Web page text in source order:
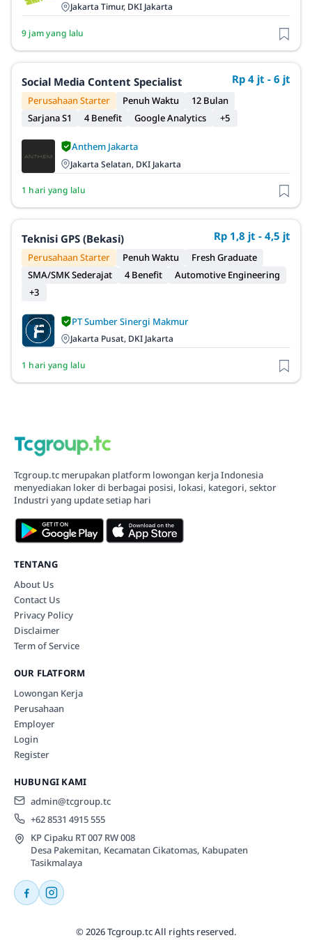
Jakarta Timur, DKI Jakarta
9 jam yang lalu
Social Media Content Specialist Rp 4 jt - 6 jt
Perusahaan Starter Penuh Waktu
12 Bulan
Sarjana S1
4 Benefit Google Analytics +5
Anthem Jakarta
Jakarta Selatan, DKI Jakarta
1 hari yang lalu
Teknisi GPS (Bekasi) Rp 1,8 jt - 4,5 jt
Perusahaan Starter Penuh Waktu
Fresh Graduate
SMA/SMK Sederajat
4 Benefit
Automotive Engineering
+3
PT Sumber Sinergi Makmur
Jakarta Pusat, DKI Jakarta
1 hari yang lalu
Tcgroup.tc merupakan platform lowongan kerja Indonesia
menyediakan loker di berbagai posisi, lokasi, kategori, sektor
Industri yang update setiap hari
TENTANG
About Us
Contact Us
Privacy Policy
Disclaimer
Term of Service
OUR FLATFORM
Lowongan Kerja
Perusahaan
Employer
Login
Register
HUBUNGI KAMI
admin@tcgroup.tc
+62 8531 4915 555
KP Cipaku RT 007 RW 008
Desa Pakemitan, Kecamatan Cikatomas, Kabupaten
Tasikmalaya
© 2026 Tcgroup.tc All rights reserved.